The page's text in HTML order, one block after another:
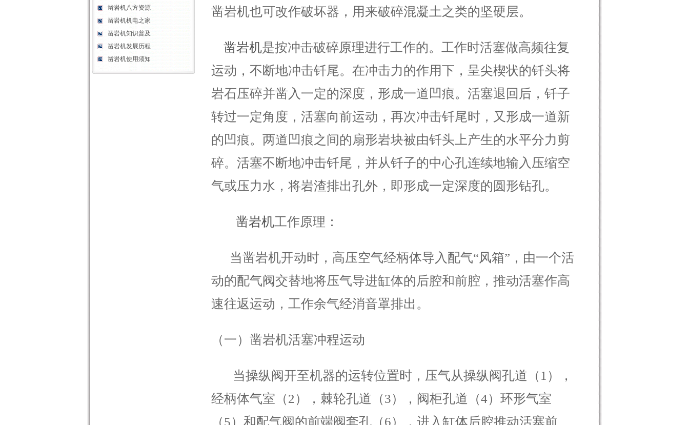
凿岩机八方资源
凿岩机机电之家
凿岩机知识普及
凿岩机发展历程
凿岩机使用须知
凿岩机也可改作破坏器，用来破碎混凝土之类的坚硬层。
凿岩机是按冲击破碎原理进行工作的。工作时活塞做高频往复
运动，不断地冲击钎尾。在冲击力的作用下，呈尖楔状的钎头将
岩石压碎并凿入一定的深度，形成一道凹痕。活塞退回后，钎子
转过一定角度，活塞向前运动，再次冲击钎尾时，又形成一道新
的凹痕。两道凹痕之间的扇形岩块被由钎头上产生的水平分力剪
碎。活塞不断地冲击钎尾，并从钎子的中心孔连续地输入压缩空
气或压力水，将岩渣排出孔外，即形成一定深度的圆形钻孔。
凿岩机工作原理：
当凿岩机开动时，高压空气经柄体导入配气“风箱”，由一个活
动的配气阀交替地将压气导进缸体的后腔和前腔，推动活塞作高
速往返运动，工作余气经消音罩排出。
（一）凿岩机活塞冲程运动
当操纵阀开至机器的运转位置时，压气从操纵阀孔道（1），
经柄体气室（2），棘轮孔道（3），阀柜孔道（4）环形气室
（5）和配气阀的前端阀套孔（6），进入缸体后腔推动活塞前